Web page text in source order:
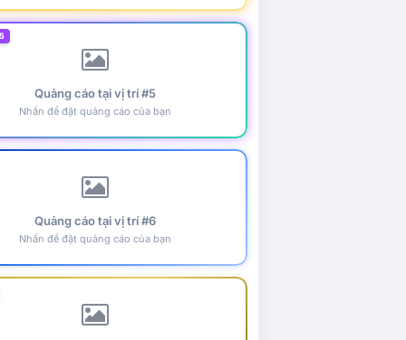
Quảng cáo tại vị trí #5
Nhấn để đặt quảng cáo của bạn
Quảng cáo tại vị trí #6
Nhấn để đặt quảng cáo của bạn